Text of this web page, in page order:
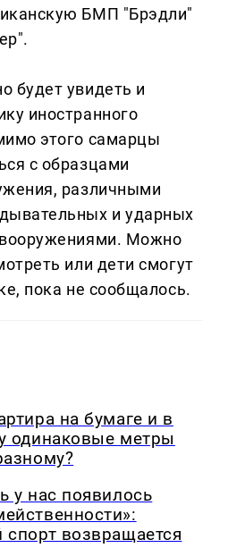
БМП "Брэдли"
будет увидеть и
иностранного
этого самарцы
с образцами
различными
и ударных
Можно
или дети смогут
пока не сообщалось.
на бумаге и в
одинаковые метры
у нас появилось
возвращается